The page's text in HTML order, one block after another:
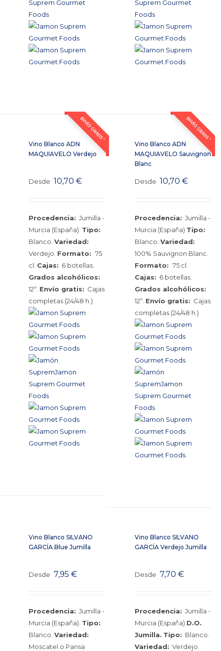
ENVÍO GRATIS *
Vino Blanco ADN
MAQUIAVELO Verdejo
Desde 10,70€
Procedencia: Jumilla -
Murcia (España). Tipo:
Blanco.Variedad:
Verdejo. Formato:75
cl. Cajas: 6 botellas.
Grados alcohólicos:
12º. Envío gratis: Cajas
completas (24/48 h.)
ENVÍO GRATIS *
Vino Blanco ADN
MAQUIAVELO Sauvignon
Blanc
Desde 10,70€
Procedencia: Jumilla -
Murcia (España) Tipo:
Blanco.Variedad:
100% Sauvignon Blanc.
Formato:75 cl.
Cajas: 6 botellas.
Grados alcohólicos:
12º. Envío gratis: Cajas
completas (24/48 h.)
Vino Blanco SILVANO
GARCÍA Blue Jumilla
Desde 7,95€
Procedencia: Jumilla -
Murcia (España). Tipo:
Blanco.Variedad:
Moscatel o Pansa
Vino Blanco SILVANO
GARCÍA Verdejo Jumilla
Desde 7,70€
Procedencia: Jumilla -
Murcia (España) D.O.
Jumilla. Tipo: Blanco.
Variedad: Verdejo.